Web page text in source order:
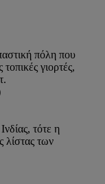
πόλη που
γιορτές,
τότε η
λίστας των